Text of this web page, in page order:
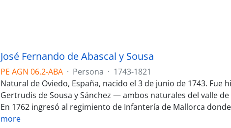
José Fernando de Abascal y Sousa
PE AGN 06.2-ABA · Persona · 1743-1821
Natural de Oviedo, España, nacido el 3 de junio de 1743. Fue
Gertrudis de Sousa y Sánchez — ambos naturales del valle de
En 1762 ingresó al regimiento de Infantería de Mallorca
more